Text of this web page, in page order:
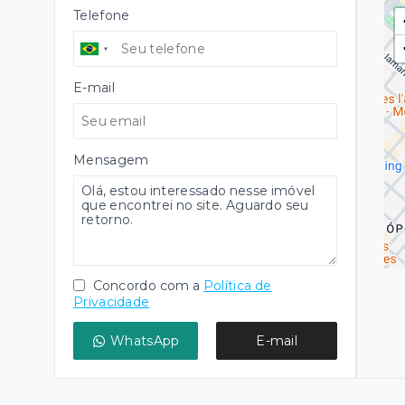
Telefone
E-mail
Mensagem
Concordo com a Política de
Privacidade
WhatsApp E-mail